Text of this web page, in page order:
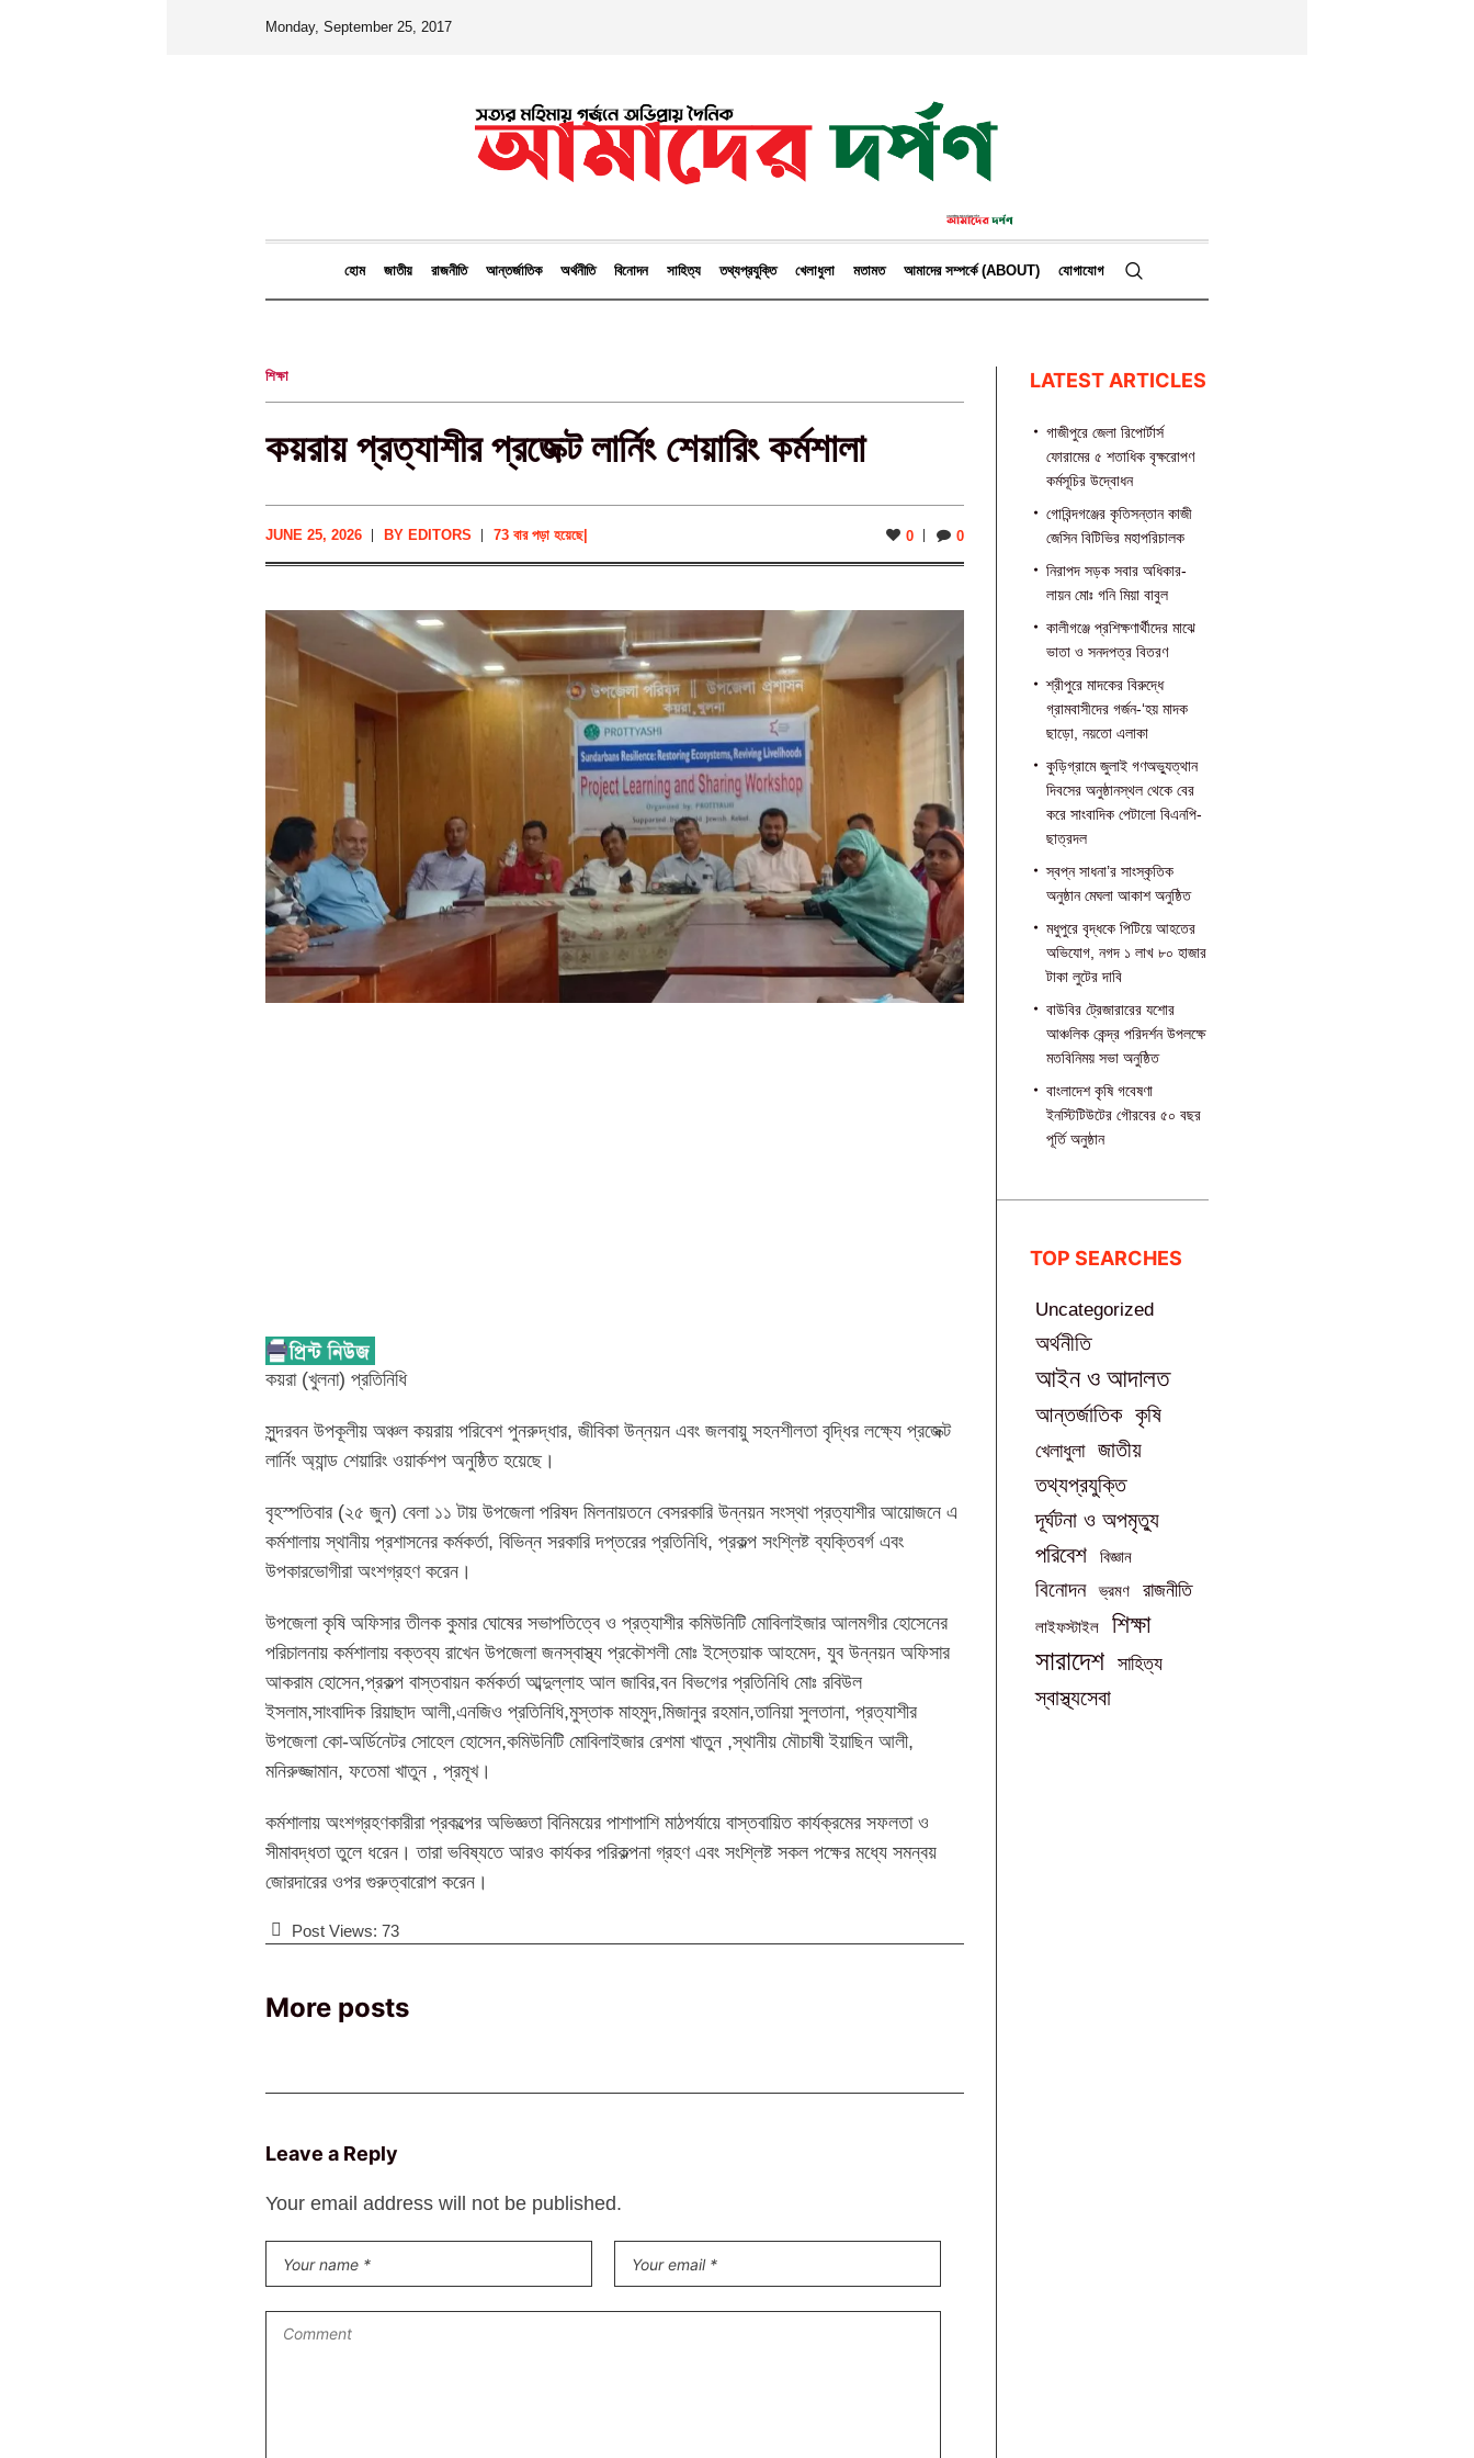
Monday, September 25, 2017
হোম জাতীয় রাজনীতি আন্তর্জাতিক অর্থনীতি বিনোদন সাহিত্য তথ্যপ্রযুক্তি খেলাধুলা মতামত আমাদের সম্পর্কে (ABOUT) যোগাযোগ
শিক্ষা
কয়রায় প্রত্যাশীর প্রজেক্ট লার্নিং শেয়ারিং কর্মশালা
JUNE 25, 2026 BY EDITORS |
73 বার পড়া হয়েছে 0 0
কয়রা (খুলনা) প্রতিনিধি
সুন্দরবন উপকূলীয় অঞ্চল কয়রায় পরিবেশ পুনরুদ্ধার, জীবিকা উন্নয়ন এবং জলবায়ু সহনশীলতা বৃদ্ধির লক্ষ্যে প্রজেক্ট
লার্নিং অ্যান্ড শেয়ারিং ওয়ার্কশপ অনুষ্ঠিত হয়েছে।
বৃহস্পতিবার (২৫ জুন) বেলা ১১ টায় উপজেলা পরিষদ মিলনায়তনে বেসরকারি উন্নয়ন সংস্থা প্রত্যাশীর আয়োজনে এ
কর্মশালায় স্থানীয় প্রশাসনের কর্মকর্তা, বিভিন্ন সরকারি দপ্তরের প্রতিনিধি, প্রকল্প সংশ্লিষ্ট ব্যক্তিবর্গ এবং
উপকারভোগীরা অংশগ্রহণ করেন।
উপজেলা কৃষি অফিসার তীলক কুমার ঘোষের সভাপতিত্বে ও প্রত্যাশীর কমিউনিটি মোবিলাইজার আলমগীর হোসেনের
পরিচালনায় কর্মশালায় বক্তব্য রাখেন উপজেলা জনস্বাস্থ্য প্রকৌশলী মোঃ ইস্তেয়াক আহমেদ, যুব উন্নয়ন অফিসার
আকরাম হোসেন,প্রকল্প বাস্তবায়ন কর্মকর্তা আব্দুল্লাহ আল জাবির,বন বিভগের প্রতিনিধি মোঃ রবিউল
ইসলাম,সাংবাদিক রিয়াছাদ আলী,এনজিও প্রতিনিধি,মুস্তাক মাহমুদ,মিজানুর রহমান,তানিয়া সুলতানা, প্রত্যাশীর
উপজেলা কো-অর্ডিনেটর সোহেল হোসেন,কমিউনিটি মোবিলাইজার রেশমা খাতুন ,স্থানীয় মৌচাষী ইয়াছিন আলী,
মনিরুজ্জামান, ফতেমা খাতুন , প্রমূখ।
কর্মশালায় অংশগ্রহণকারীরা প্রকল্পের অভিজ্ঞতা বিনিময়ের পাশাপাশি মাঠপর্যায়ে বাস্তবায়িত কার্যক্রমের সফলতা ও
সীমাবদ্ধতা তুলে ধরেন। তারা ভবিষ্যতে আরও কার্যকর পরিকল্পনা গ্রহণ এবং সংশ্লিষ্ট সকল পক্ষের মধ্যে সমন্বয়
জোরদারের ওপর গুরুত্বারোপ করেন।
Post Views: 73
More posts
Leave a Reply
Your email address will not be published.
LATEST ARTICLES
গাজীপুরে জেলা রিপোর্টার্স
ফোরামের ৫ শতাধিক বৃক্ষরোপণ
কর্মসূচির উদ্বোধন
গোবিন্দগঞ্জের কৃতিসন্তান কাজী
জেসিন বিটিভির মহাপরিচালক
নিরাপদ সড়ক সবার অধিকার-
লায়ন মোঃ গনি মিয়া বাবুল
কালীগঞ্জে প্রশিক্ষণার্থীদের মাঝে
ভাতা ও সনদপত্র বিতরণ
শ্রীপুরে মাদকের বিরুদ্ধে
গ্রামবাসীদের গর্জন-‘হয় মাদক
ছাড়ো, নয়তো এলাকা
কুড়িগ্রামে জুলাই গণঅভ্যুত্থান
দিবসের অনুষ্ঠানস্থল থেকে বের
করে সাংবাদিক পেটালো বিএনপি-
ছাত্রদল
স্বপ্ন সাধনা’র সাংস্কৃতিক
অনুষ্ঠান মেঘলা আকাশ অনুষ্ঠিত
মধুপুরে বৃদ্ধকে পিটিয়ে আহতের
অভিযোগ, নগদ ১ লাখ ৮০ হাজার
টাকা লুটের দাবি
বাউবির ট্রেজারারের যশোর
আঞ্চলিক কেন্দ্র পরিদর্শন উপলক্ষে
মতবিনিময় সভা অনুষ্ঠিত
বাংলাদেশ কৃষি গবেষণা
ইনস্টিটিউটের গৌরবের ৫০ বছর
পূর্তি অনুষ্ঠান
TOP SEARCHES
Uncategorized
অর্থনীতি
আইন ও আদালত
আন্তর্জাতিক কৃষি
খেলাধুলা জাতীয়
তথ্যপ্রযুক্তি
দূর্ঘটনা ও অপমৃত্যু
পরিবেশ বিজ্ঞান
বিনোদন ভ্রমণ রাজনীতি
লাইফস্টাইল শিক্ষা
সারাদেশ সাহিত্য
স্বাস্থ্যসেবা